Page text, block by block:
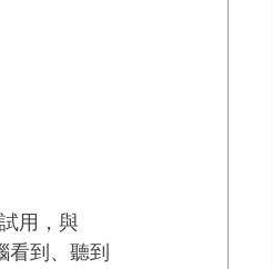
用，與
到、聽到